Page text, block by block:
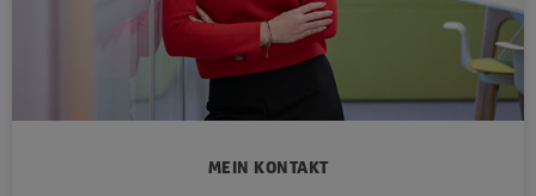
MEIN KONTAKT